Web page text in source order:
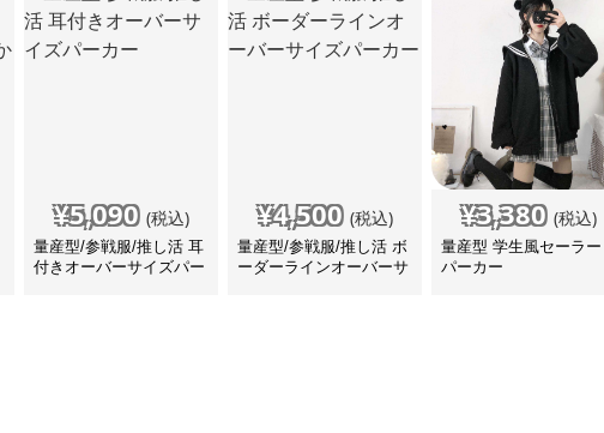
¥5,090 (税込)
量産型/参戦服/推し活 耳
付きオーバーサイズパー
¥4,500 (税込)
量産型/参戦服/推し活 ボ
ーダーラインオーバーサ
¥3,380 (税込)
量産型 学生風セーラー
パーカー